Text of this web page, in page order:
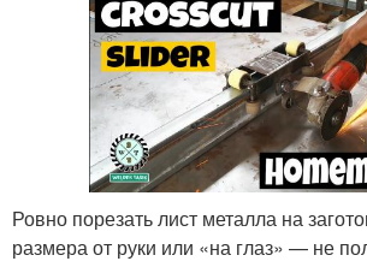
Ровно порезать лист металла на
размера от руки или «на глаз» — не